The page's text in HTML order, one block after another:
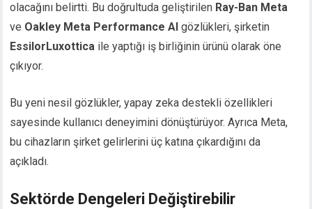
olacağını belirtti. Bu doğrultuda geliştirilen Ray-Ban Meta
ve Oakley Meta Performance AI gözlükleri, şirketin
EssilorLuxottica ile yaptığı iş birliğinin ürünü olarak öne
çıkıyor.
Bu yeni nesil gözlükler, yapay zeka destekli özellikleri
sayesinde kullanıcı deneyimini dönüştürüyor. Ayrıca Meta,
bu cihazların şirket gelirlerini üç katına çıkardığını da
açıkladı.
Sektörde Dengeleri Değiştirebilir